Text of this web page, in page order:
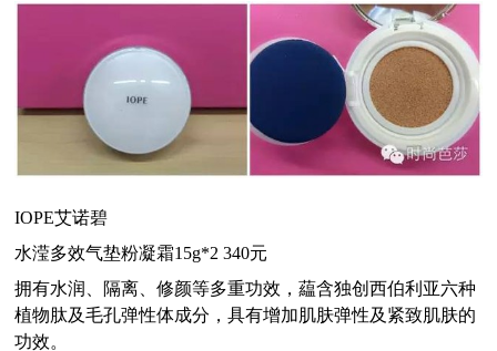
IOPE艾诺碧
水滢多效气垫粉凝霜15g*2 340元
拥有水润、隔离、修颜等多重功效，藴含独创西伯利亚六种
植物肽及毛孔弹性体成分，具有增加肌肤弹性及紧致肌肤的
功效。